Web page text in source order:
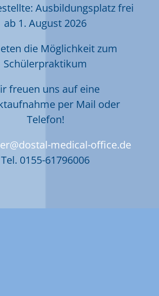
Ausbildungsplatz frei
ab 1. August 2026
die Möglichkeit zum
Schülerpraktikum
freuen uns auf eine
per Mail oder
Telefon!
medical-office.de
Tel. 0155-61796006